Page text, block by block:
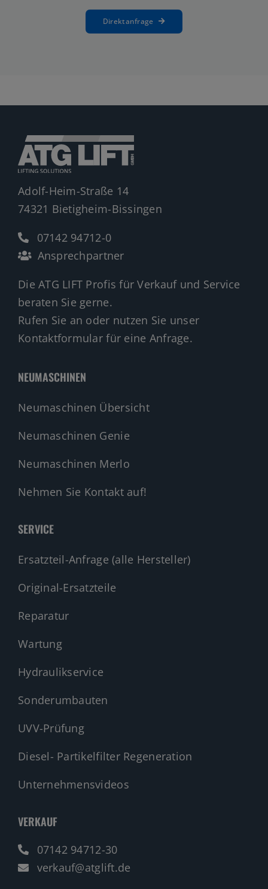
Direktanfrage
Adolf-Heim-Straße 14
74321 Bietigheim-Bissingen
07142 94712-0
Ansprechpartner
Die ATG LIFT Profis für Verkauf und Service
beraten Sie gerne.
Rufen Sie an oder nutzen Sie unser
Kontaktformular für eine Anfrage.
NEUMASCHINEN
Neumaschinen Übersicht
Neumaschinen Genie
Neumaschinen Merlo
Nehmen Sie Kontakt auf!
SERVICE
Ersatzteil-Anfrage (alle Hersteller)
Original-Ersatzteile
Reparatur
Wartung
Hydraulikservice
Sonderumbauten
UVV-Prüfung
Diesel- Partikelfilter Regeneration
Unternehmensvideos
VERKAUF
07142 94712-30
verkauf@atglift.de